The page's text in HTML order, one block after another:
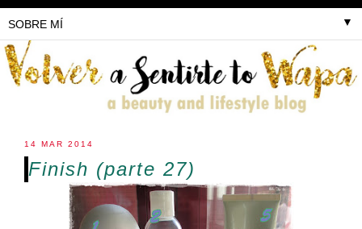
▼
14 MAR 2014
Finish (parte 27)